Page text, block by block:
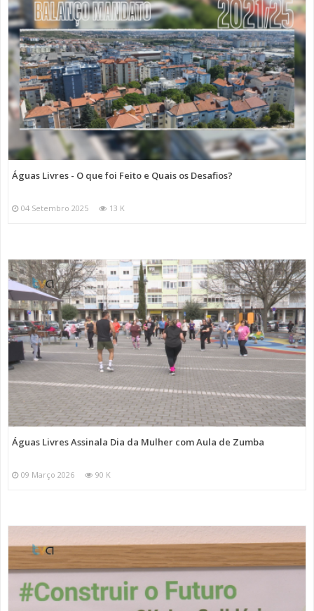
Águas Livres - O que foi Feito e Quais os Desafios?
04 Setembro 2025 13 K
Águas Livres Assinala Dia da Mulher com Aula de Zumba
09 Março 2026 90 K